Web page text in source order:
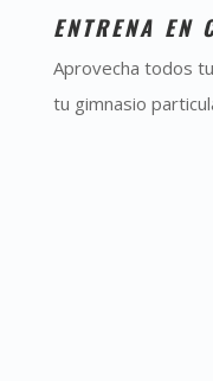
ENTRENA EN
Aprovecha todos
tu gimnasio